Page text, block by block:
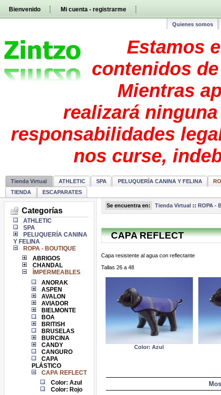
directamente
Bienvenido Mi cuenta - registrarme
Quienes somos
Estamos
contenidos
Mientras
realizará
responsabilidades
nos curse,
Tienda Virtual ATHLETIC SPA PELUQUERÍA CANINA Y FELINA
TIENDA
ESCAPARATES
Categorías
ATHLETIC
SPA
PELUQUERÍA CANINA
Y FELINA
ROPA - BOUTIQUE
ABRIGOS
CHANDAL
ÌMPERMEABLES
ANORAK
ASPEN
AVALON
AVIADOR
BIELMONTE
BOA
BRITISH
BRUSELAS
BURCINA
CANDY
CANGURO
CAPA
PLÁSTICO
CAPA REFLECT
Color: Azul
Color: Rojo
Se encuentra en: Tienda Virtual :: ROPA -
CAPA REFLECT
Capa resistente al agua con reflectante
Tallas 26 a 48
Color: Azul